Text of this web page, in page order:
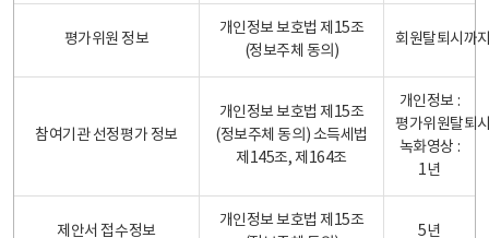
평가위원 정보
개인정보 보호법 제15조
(정보주체 동의)
회원탈퇴시까
참여기관 선정평가 정보
개인정보 보호법 제15조
(정보주체 동의) 소득세법
제145조, 제164조
개인정보 :
평가위원탈퇴
녹화영상 :
1년
제안서 접수정보
개인정보 보호법 제15조
5년